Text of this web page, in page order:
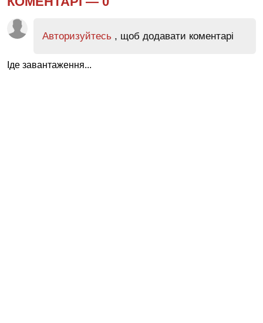
Авторизуйтесь , щоб додавати коментарі
Іде завантаження...